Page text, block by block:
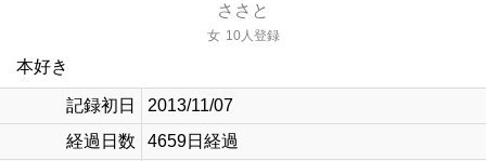
ささと
女 10人登録
本好き
記録初日
2013/11/07
経過日数
4659日経過